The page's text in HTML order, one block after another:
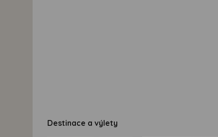
Destinace a výlety